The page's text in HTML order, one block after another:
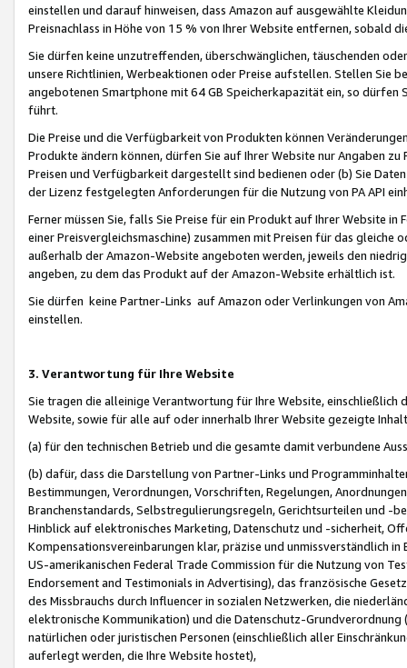
einstellen und darauf hinweisen, dass Amazon auf ausgewählte
Preisnachlass in Höhe von 15 % von Ihrer Website entfernen, sobald
Sie dürfen keine unzutreffenden, überschwänglichen, täuschenden
unsere Richtlinien, Werbeaktionen oder Preise aufstellen. Stellen Sie
angebotenen Smartphone mit 64 GB Speicherkapazität ein, so dürfen
führt.
Die Preise und die Verfügbarkeit von Produkten können
Produkte ändern können, dürfen Sie auf Ihrer Website nur Angaben
Preisen und Verfügbarkeit dargestellt sind bedienen oder (b) Sie
der Lizenz festgelegten Anforderungen für die Nutzung von PA API
Ferner müssen Sie, falls Sie Preise für ein Produkt auf Ihrer Website
einer Preisvergleichsmaschine) zusammen mit Preisen für das
außerhalb der Amazon-Website angeboten werden, jeweils den
angeben, zu dem das Produkt auf der Amazon-Website erhältlich ist.
Sie dürfen keine Partner-Links auf Amazon oder Verlinkungen von
einstellen.
3. Verantwortung für Ihre Website
Sie tragen die alleinige Verantwortung für Ihre Website,
Website, sowie für alle auf oder innerhalb Ihrer Website gezeigte
(a) für den technischen Betrieb und die gesamte damit verbundene
(b) dafür, dass die Darstellung von Partner-Links und
Bestimmungen, Verordnungen, Vorschriften, Regelungen,
Branchenstandards, Selbstregulierungsregeln, Gerichtsurteilen und -
Hinblick auf elektronisches Marketing, Datenschutz und -sicherheit,
Kompensationsvereinbarungen klar, präzise und unmissverständlich
US-amerikanischen Federal Trade Commission für die Nutzung von
Endorsement and Testimonials in Advertising), das französische
des Missbrauchs durch Influencer in sozialen Netzwerken, die
elektronische Kommunikation) und die Datenschutz-
natürlichen oder juristischen Personen (einschließlich aller
auferlegt werden, die Ihre Website hostet),